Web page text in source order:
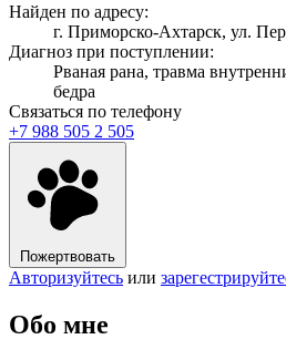
Найден по адресу:
г. Приморско-Ахтарск, ул.
Диагноз при поступлении:
Рваная рана, травма
бедра
Связаться по телефону
+7 988 505 2 505
Пожертвовать
Авторизуйтесь или
Обо мне